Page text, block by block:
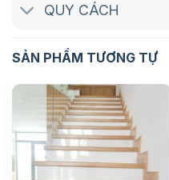
QUY CÁCH
SẢN PHẨM TƯƠNG TỰ